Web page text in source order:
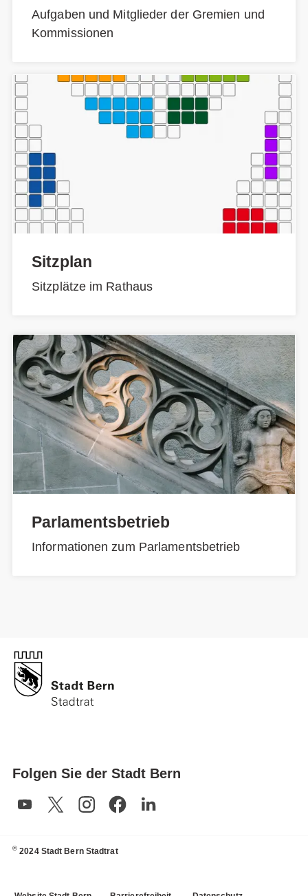
Aufgaben und Mitglieder der Gremien und
Kommissionen
Sitzplan
Sitzplätze im Rathaus
Parlamentsbetrieb
Informationen zum Parlamentsbetrieb
Folgen Sie der Stadt Bern
© 2024 Stadt Bern Stadtrat